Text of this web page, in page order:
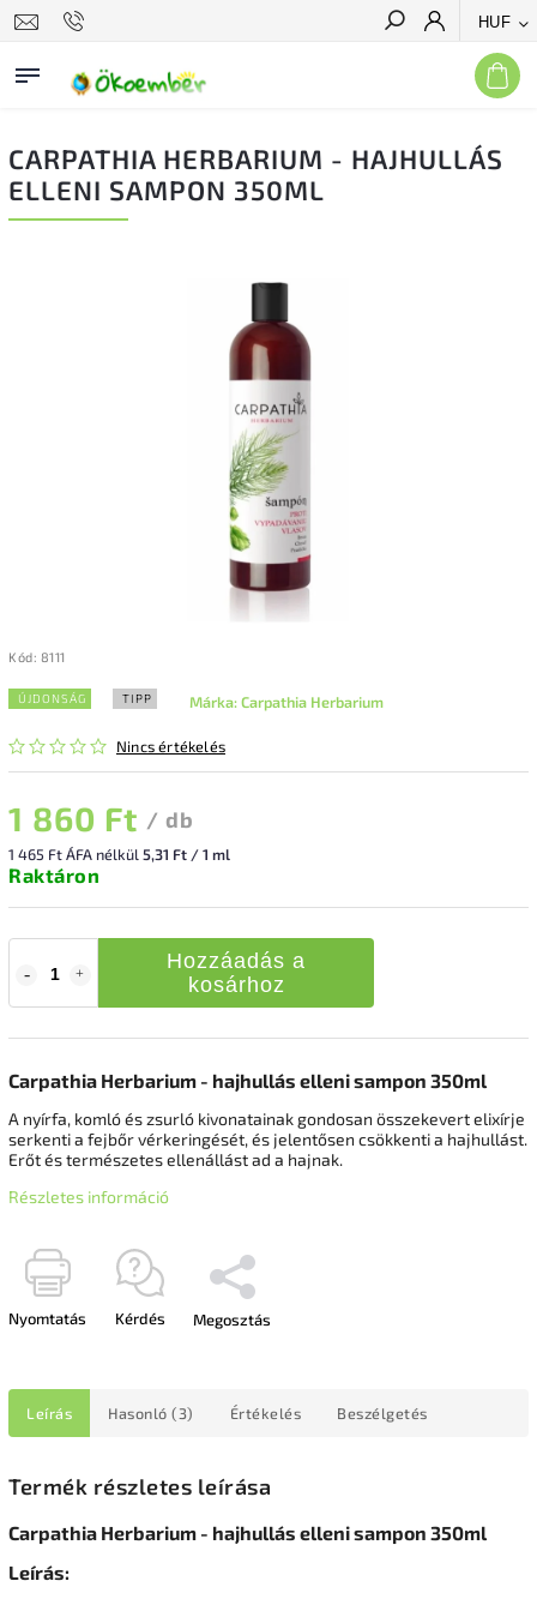
HUF
Keresés
CARPATHIA HERBARIUM - HAJHULLÁS
ELLENI SAMPON 350ML
Kód: 8111
ÚJDONSÁG TIPP
Nincs értékelés
Márka:Carpathia Herbarium
1 860 Ft / db
1 465 Ft ÁFA nélkül 5,31 Ft / 1 ml
Raktáron
Hozzáadás a
kosárhoz
Carpathia Herbarium - hajhullás elleni sampon 350ml
A nyírfa, komló és zsurló kivonatainak gondosan összekevert elixírje
serkenti a fejbőr vérkeringését, és jelentősen csökkenti a hajhullást.
Erőt és természetes ellenállást ad a hajnak.
Részletes információ
Nyomtatás Kérdés Megosztás
Leírás Hasonló (3) Értékelés Beszélgetés
Termék részletes leírása
Carpathia Herbarium - hajhullás elleni sampon 350ml
Leírás: